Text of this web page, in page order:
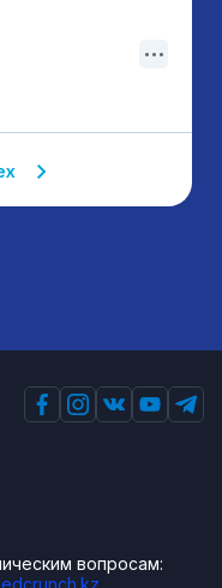
вопросам: